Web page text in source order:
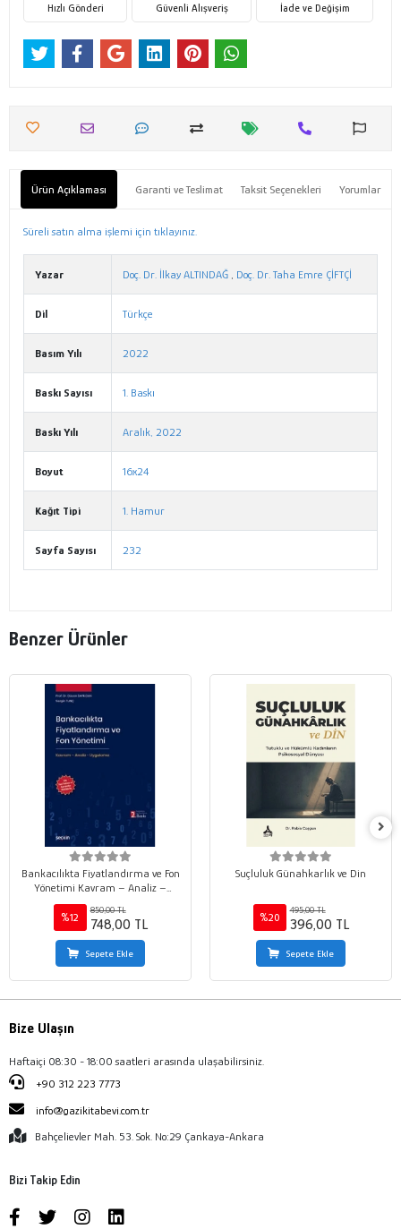
Hızlı Gönderi Güvenli Alışveriş İade ve Değişim
Ürün Açıklaması Garanti ve Teslimat Taksit Seçenekleri Yorumlar
Süreli satın alma işlemi için tıklayınız.
Yazar Doç. Dr. İlkay ALTINDAĞ , Doç. Dr. Taha Emre ÇİFTÇİ
Dil Türkçe
Basım Yılı 2022
Baskı Sayısı 1. Baskı
Baskı Yılı Aralık, 2022
Boyut 16x24
Kağıt Tipi 1. Hamur
Sayfa Sayısı 232
Benzer Ürünler
Bankacılıkta Fiyatlandırma ve Fon
Yönetimi Kavram – Analiz –
Uygulama
%12
850,00 TL
748,00 TL
Sepete Ekle
Suçluluk Günahkarlık ve Din
%20
495,00 TL
396,00 TL
Sepete Ekle
Bize Ulaşın
Haftaiçi 08:30 - 18:00 saatleri arasında ulaşabilirsiniz.
+90 312 223 7773
info@gazikitabevi.com.tr
Bahçelievler Mah. 53. Sok. No:29 Çankaya-Ankara
Bizi Takip Edin